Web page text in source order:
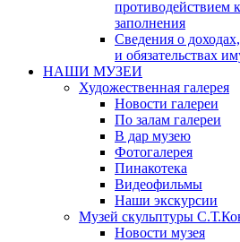
противодействием
заполнения
Сведения о
и обязательствах
НАШИ МУЗЕИ
Художественная галерея
Новости галереи
По залам галереи
В дар музею
Фотогалерея
Пинакотека
Видеофильмы
Наши экскурсии
Музей скульптуры
Новости музея